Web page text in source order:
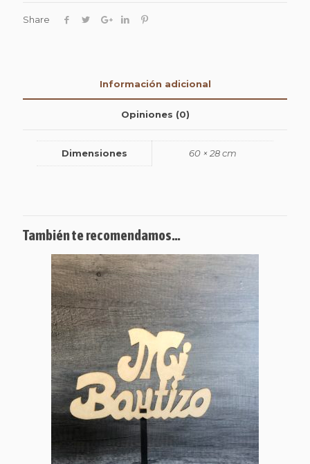
Share
Información adicional
Opiniones (0)
Dimensiones 60 × 28 cm
También te recomendamos…